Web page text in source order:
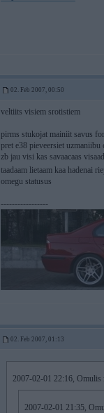
02. Feb 2007, 00:50
veltiits visiem srotistiem
pirms stukojat mainiit savus
pret e38 pieveersiet
zb jau visi kas savaacaas
taadaam lietaam kaa hadenai
omegu statusus
-----------------
02. Feb 2007, 01:13
2007-02-01 22:16, Omulis
2007-02-01 21:35,